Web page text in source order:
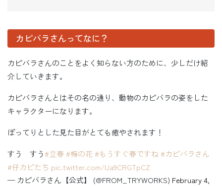
カピバラさんってなに？
カピバラさんのことをよく知らない方のために、少しだけ紹
介していきます。
カピバラさんとはその名の通り、動物のカピバラの姿をした
キャラクターになります。
ぽってりとした見た目がとても癒やされます！
すう すう#立春#梅の花 #もうすぐ春ですね #カピバラさん
#仔カピたち pic.twitter.com/Ua9CRGTpCZ
— カピバラさん【公式】 (@FROM_TRYWORKS) February 4,